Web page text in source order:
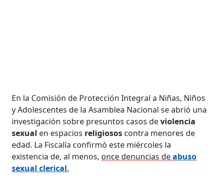
En la Comisión de Protección Integral a Niñas, Niños
y Adolescentes de la Asamblea Nacional se abrió una
investigación sobre presuntos casos deviolencia
sexual en espacios religiosos contra menores de
edad. La Fiscalía confirmó este miércoles la
existencia de, al menos, once denuncias deabuso
sexual clerical.